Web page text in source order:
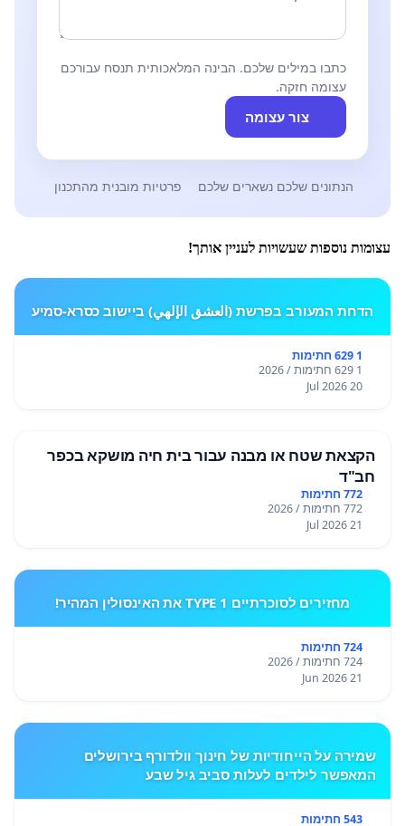
כתבו במילים שלכם. הבינה המלאכותית תנסח עבורכם
עצומה חזקה.
צור עצומה
הנתונים שלכם נשארים שלכם פרטיות מובנית מהתכנון
עצומות נוספות שעשויות לעניין אותך!
הדחת המעורב בפרשת (العشق الإلهي) ביישוב כסרא-סמיע
1 629 חתימות
1 629 חתימות / 2026
20 Jul 2026
הקצאת שטח או מבנה עבור בית חיה מושקא בכפר
חב"ד
772 חתימות
772 חתימות / 2026
21 Jul 2026
מחזירים לסוכרתיים TYPE 1 את האינסולין המהיר!
724 חתימות
724 חתימות / 2026
21 Jun 2026
שמירה על הייחודיות של חינוך וולדורף בירושלים
המאפשר לילדים לעלות סביב גיל שבע
543 חתימות